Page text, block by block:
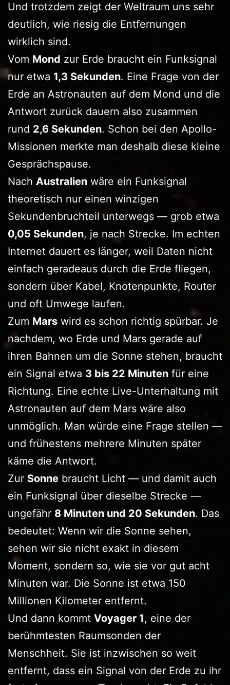
Und trotzdem zeigt der Weltraum uns sehr
deutlich, wie riesig die Entfernungen
wirklich sind.
Vom Mond zur Erde braucht ein Funksignal
nur etwa 1,3 Sekunden. Eine Frage von der
Erde an Astronauten auf dem Mond und die
Antwort zurück dauern also zusammen
rund 2,6 Sekunden. Schon bei den Apollo-
Missionen merkte man deshalb diese kleine
Gesprächspause.
Nach Australien wäre ein Funksignal
theoretisch nur einen winzigen
Sekundenbruchteil unterwegs — grob etwa
0,05 Sekunden, je nach Strecke. Im echten
Internet dauert es länger, weil Daten nicht
einfach geradeaus durch die Erde fliegen,
sondern über Kabel, Knotenpunkte, Router
und oft Umwege laufen.
Zum Mars wird es schon richtig spürbar. Je
nachdem, wo Erde und Mars gerade auf
ihren Bahnen um die Sonne stehen, braucht
ein Signal etwa 3 bis 22 Minuten für eine
Richtung. Eine echte Live-Unterhaltung mit
Astronauten auf dem Mars wäre also
unmöglich. Man würde eine Frage stellen —
und frühestens mehrere Minuten später
käme die Antwort.
Zur Sonne braucht Licht — und damit auch
ein Funksignal über dieselbe Strecke —
ungefähr 8 Minuten und 20 Sekunden. Das
bedeutet: Wenn wir die Sonne sehen,
sehen wir sie nicht exakt in diesem
Moment, sondern so, wie sie vor gut acht
Minuten war. Die Sonne ist etwa 150
Millionen Kilometer entfernt.
Und dann kommt Voyager 1, eine der
berühmtesten Raumsonden der
Menschheit. Sie ist inzwischen so weit
entfernt, dass ein Signal von der Erde zu ihr